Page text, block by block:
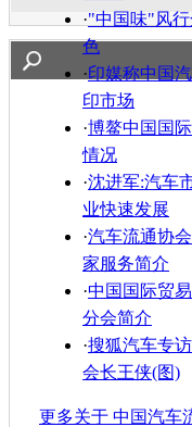
·"中国味"风
色
·印媒称中国
印市场
·博鳌中国国
情况
·沈进军:汽车
业快速发展
·汽车流通协
家服务简介
·中国国际贸
分会简介
·搜狐汽车专
会长王侠(图)
更多关于 中国汽车